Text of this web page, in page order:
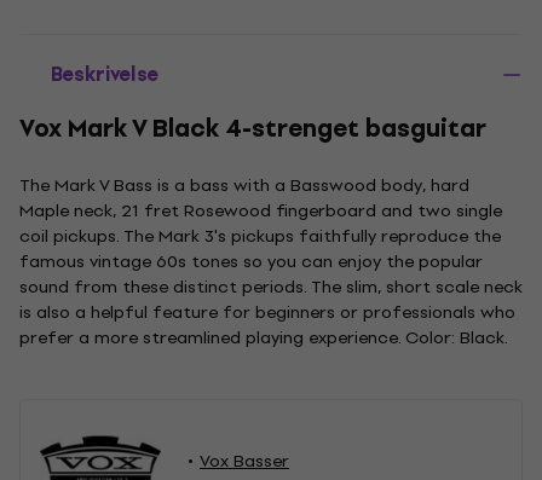
Beskrivelse
Vox Mark V Black 4-strenget basguitar
The Mark V Bass is a bass with a Basswood body, hard
Maple neck, 21 fret Rosewood fingerboard and two single
coil pickups. The Mark 3's pickups faithfully reproduce the
famous vintage 60s tones so you can enjoy the popular
sound from these distinct periods. The slim, short scale neck
is also a helpful feature for beginners or professionals who
prefer a more streamlined playing experience. Color: Black.
Vox Basser